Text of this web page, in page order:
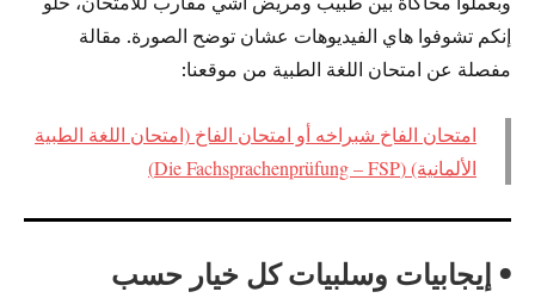
إنكم تشوفوا هاي الفيديوهات عشان توضح الصورة. مقالة
مفصلة عن امتحان اللغة الطبية من موقعنا:
امتحان الفاخ شبراخه أو امتحان الفاخ (امتحان اللغة الطبية
الألمانية) (Die Fachsprachenprüfung – FSP)
• إيجابيات وسلبيات كل خيار حسب